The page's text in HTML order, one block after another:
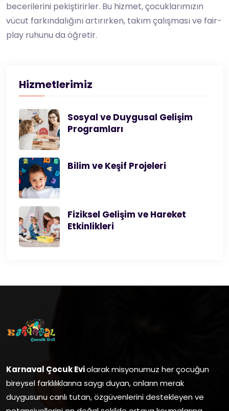
becerilerini pekiştirirler. Bu hizmet, çocuklarımızın
vücut farkındalığını artırırken, takım çalışması ve fair-
play ruhunu da öğretir.
Hizmetlerimiz
Sosyal ve Duygusal Gelişim
Programları
Bilim ve Keşif Projeleri
Fiziksel Gelişim ve Hareket
Etkinlikleri
Karnaval Çocuk Eviolarak misyonumuz her çocuğun
bireysel farklılıklarına saygı duyan, onların merak
duygusunu canlı tutan, özgüvenlerini destekleyen ve